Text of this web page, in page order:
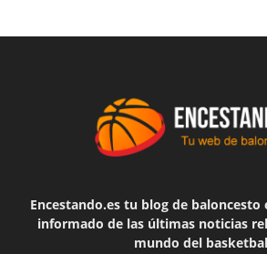
Encestando.es tu blog de baloncesto
informado de las últimas noticias
mundo del